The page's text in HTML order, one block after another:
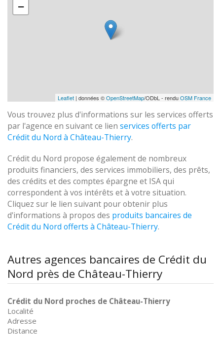
−
Leaflet | données ©OpenStreetMap/ODbL - renduOSM France
Vous trouvez plus d'informations sur les services offerts
par l'agence en suivant ce lien services offerts par
Crédit du Nord à Château-Thierry.
Crédit du Nord propose également de nombreux
produits financiers, des services immobiliers, des prêts,
des crédits et des comptes épargne et ISA qui
correspondent à vos intérêts et à votre situation.
Cliquez sur le lien suivant pour obtenir plus
d'informations à propos des produits bancaires de
Crédit du Nord offerts à Château-Thierry.
Autres agences bancaires de Crédit du
Nord près de Château-Thierry
Crédit du Nord proches de Château-Thierry
Localité
Adresse
Distance